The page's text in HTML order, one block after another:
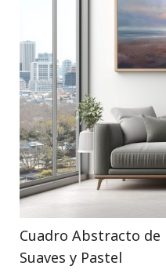
Cuadro Abstracto de
Suaves y Pastel